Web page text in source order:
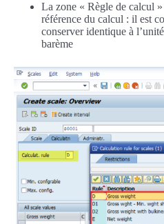
La zone « Règle de calcul
référence du calcul : il est
conserver identique à
barème